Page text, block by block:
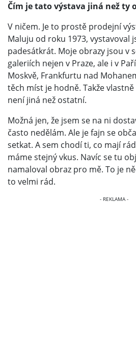
Čím je tato výstava jiná než ty
V ničem. Je to prostě prodejní
Maluju od roku 1973, vystavoval
padesátkrát. Moje obrazy jsou v
galeriích nejen v Praze, ale i v
Moskvě, Frankfurtu nad
těch míst je hodně. Takže
není jiná než ostatní.
Možná jen, že jsem se na ni
často nedělám. Ale je fajn se
setkat. A sem chodí ti, co mají
máme stejný vkus. Navíc se tu
namaloval obraz pro mě. To je
to velmi rád.